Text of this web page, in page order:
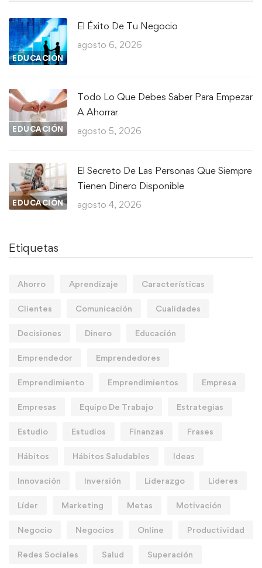
EDUCACIÓN
El Éxito De Tu Negocio
agosto 6, 2026
EDUCACIÓN
Todo Lo Que Debes Saber Para Empezar
A Ahorrar
agosto 5, 2026
EDUCACIÓN
El Secreto De Las Personas Que Siempre
Tienen Dinero Disponible
agosto 4, 2026
Etiquetas
Ahorro Aprendizaje Características
Clientes Comunicación Cualidades
Decisiones Dinero Educación
Emprendedor Emprendedores
Emprendimiento Emprendimientos Empresa
Empresas Equipo De Trabajo Estrategias
Estudio Estudios Finanzas Frases
Hábitos Hábitos Saludables Ideas
Innovación Inversión Liderazgo Lideres
Líder Marketing Metas Motivación
Negocio Negocios Online Productividad
Redes Sociales Salud Superación